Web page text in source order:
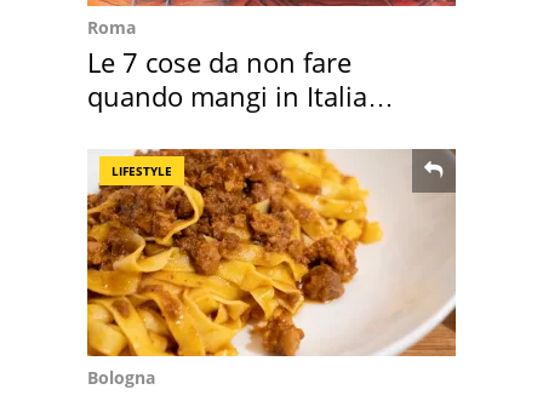
Roma
Le 7 cose da non fare
quando mangi in Italia
LIFESTYLE
Bologna